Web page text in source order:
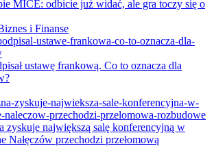
MICE: odbicie już widać, ale gra toczy się o
i Finanse
ustawę frankową. Co to oznacza dla
zyskuje największą salę konferencyjną w
Nałęczów przechodzi przełomową